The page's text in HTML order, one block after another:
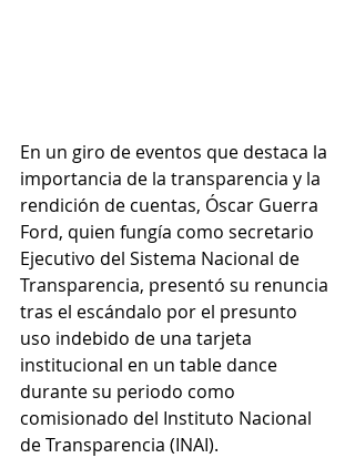
En un giro de eventos que destaca la
importancia de la transparencia y la
rendición de cuentas, Óscar Guerra
Ford, quien fungía como secretario
Ejecutivo del Sistema Nacional de
Transparencia, presentó su renuncia
tras el escándalo por el presunto
uso indebido de una tarjeta
institucional en un table dance
durante su periodo como
comisionado del Instituto Nacional
de Transparencia (INAI).